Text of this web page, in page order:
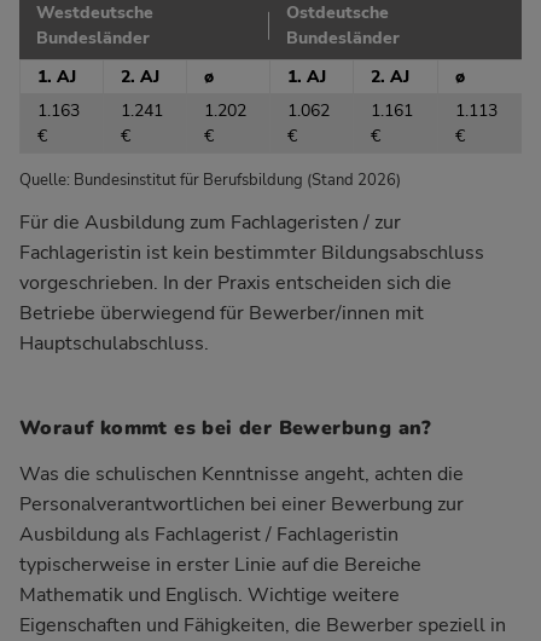
Westdeutsche
Bundesländer
Ostdeutsche
Bundesländer
1. AJ
2. AJ ø 1. AJ 2. AJ
ø
1.163
€
1.241
€
1.202
€
1.062
€
1.161
€
1.113
€
Quelle: Bundesinstitut für Berufsbildung (Stand 2026)
Für die Ausbildung zum Fachlageristen / zur
Fachlageristin ist kein bestimmter Bildungsabschluss
vorgeschrieben. In der Praxis entscheiden sich die
Betriebe überwiegend für Bewerber/innen mit
Hauptschulabschluss.
Worauf kommt es bei der Bewerbung an?
Was die schulischen Kenntnisse angeht, achten die
Personalverantwortlichen bei einer Bewerbung zur
Ausbildung als Fachlagerist / Fachlageristin
typischerweise in erster Linie auf die Bereiche
Mathematik und Englisch. Wichtige weitere
Eigenschaften und Fähigkeiten, die Bewerber speziell in